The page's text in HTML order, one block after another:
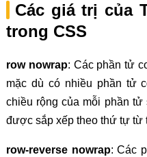
Các giá trị của
trong CSS
row nowrap: Các phần tử
mặc dù có nhiều phần tử
chiều rộng của mỗi phần
được sắp xếp theo thứ tự từ
row-reverse nowrap: Các